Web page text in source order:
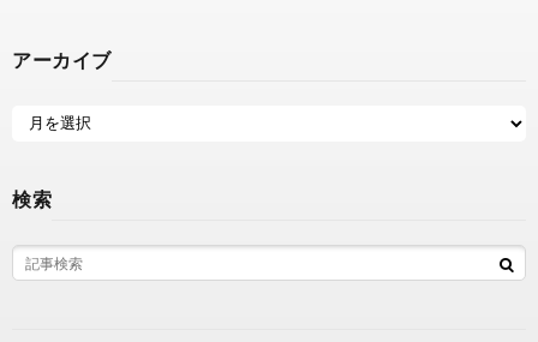
アーカイブ
検索